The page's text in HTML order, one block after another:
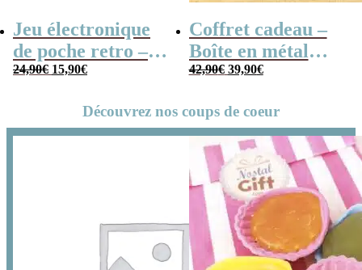
Jeu électronique
de poche retro –
Console vintage
24,90€ Le
prix
15,90€Le
prix
Coffret cadeau –
Boîte en métal
cassette –
années 80 – grand
coffret chocolat
original
42,90€ Le
prix
39,90€Le
prix
Découvrez nos coups de coeur